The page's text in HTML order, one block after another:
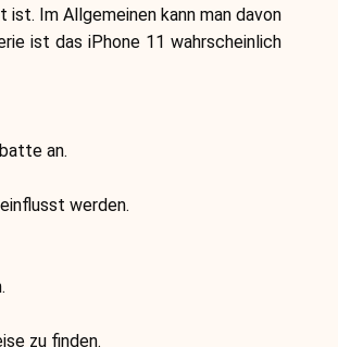
Im Allgemeinen kann man davon
ist das iPhone 11 wahrscheinlich
an.
werden.
zu finden.